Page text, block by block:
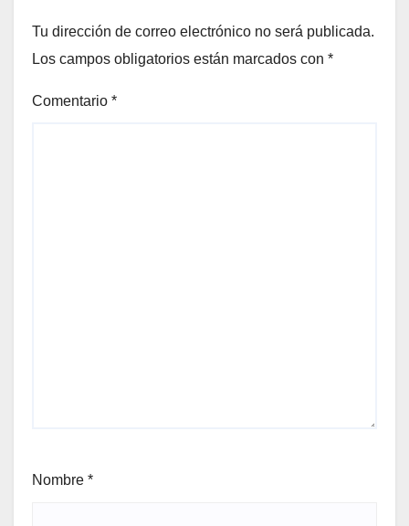
Tu dirección de correo electrónico no será publicada.
Los campos obligatorios están marcados con *
Comentario *
Nombre *